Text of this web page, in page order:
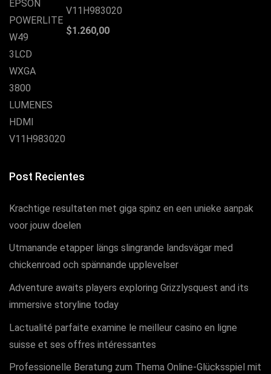
V11H983020
$1.260,00
Post Recientes
Krachtige resultaten met giga spinz en een unieke aanpak
voor jouw doelen
Utmanande etapper längs slingrande landsvägar med
chickenroad och spännande upplevelser
Adventure awaits players exploring Grizzlysquest and its
immersive storyline today
Lactualité parfaite examine le meilleur casino en ligne
suisse et ses offres intéressantes
Professionelle Beratung zum Thema Online-Glücksspiel mit